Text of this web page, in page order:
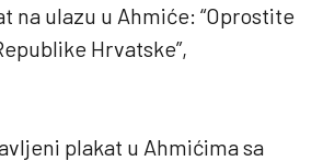
na ulazu u Ahmiće: “Oprostite
Hrvatske”,
plakat u Ahmićima sa